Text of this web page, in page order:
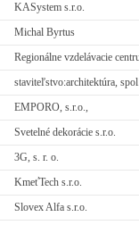
KASystem s.r.o.
Michal Byrtus
Regionálne vzdelávacie
staviteľstvo:architektúra,
EMPORO, s.r.o.,
Svetelné dekorácie s.r.o.
3G, s. r. o.
KmeťTech s.r.o.
Slovex Alfa s.r.o.